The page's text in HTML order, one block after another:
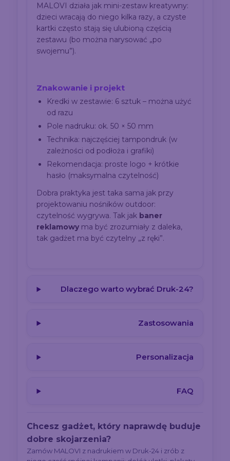
MALOVI działa jak mini-zestaw kreatywny:
dzieci wracają do niego kilka razy, a czyste
kartki często stają się ulubioną częścią
zestawu (bo można narysować „po
swojemu”).
Znakowanie i projekt
Kredki w zestawie: 6 sztuk – można użyć
od razu
Pole nadruku: ok. 50 × 50 mm
Technika: najczęściej tampondruk (w
zależności od podłoża i grafiki)
Rekomendacja: proste logo + krótkie
hasło (maksymalna czytelność)
Dobra praktyka jest taka sama jak przy
projektowaniu nośników outdoor:
czytelność wygrywa. Tak jak baner
reklamowy ma być zrozumiały z daleka,
tak gadżet ma być czytelny „z ręki”.
Dlaczego warto wybrać Druk-24?
Zastosowania
Personalizacja
FAQ
Chcesz gadżet, który naprawdę buduje
dobre skojarzenia?
Zamów MALOVI z nadrukiem w Druk-24 i zrób z